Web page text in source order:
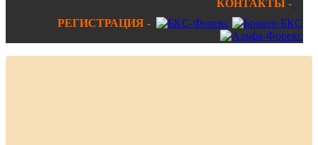
КОНТАКТЫ -
РЕГИСТРАЦИЯ -